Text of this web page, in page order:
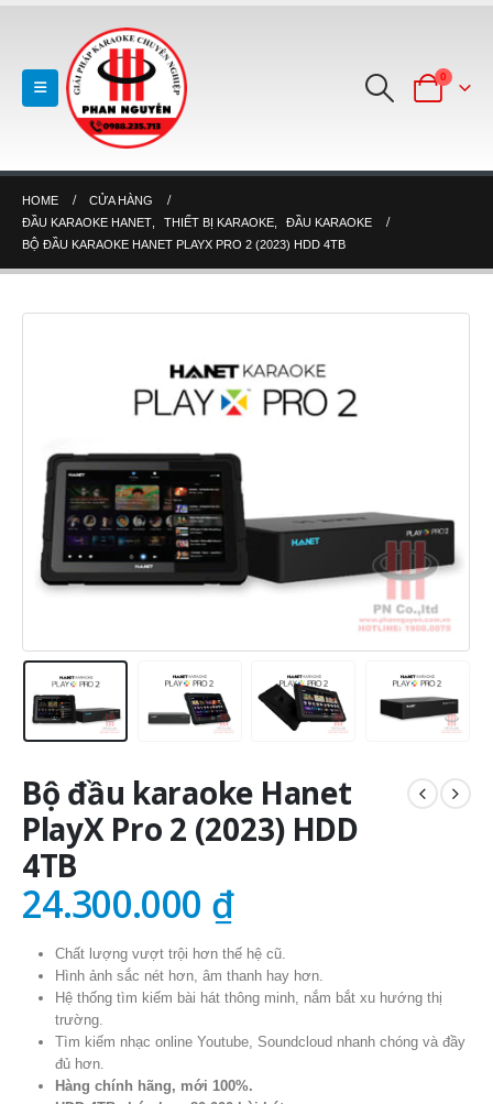
0
HOME
CỬA HÀNG
ĐẦU KARAOKE HANET
THIẾT BỊ KARAOKE
ĐẦU KARAOKE
BỘ ĐẦU KARAOKE HANET PLAYX PRO 2 (2023) HDD 4TB
Bộ đầu karaoke Hanet
PlayX Pro 2 (2023) HDD
4TB
24.300.000 ₫
Chất lượng vượt trội hơn thế hệ cũ.
Hình ảnh sắc nét hơn, âm thanh hay hơn.
Hệ thống tìm kiếm bài hát thông minh, nắm bắt xu hướng thị
trường.
Tìm kiếm nhạc online Youtube, Soundcloud nhanh chóng và đầy
đủ hơn.
Hàng chính hãng, mới 100%.